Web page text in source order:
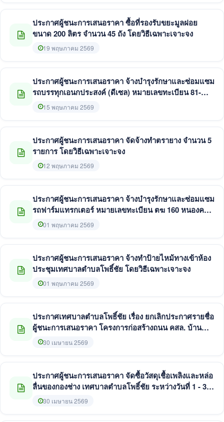
ประกาศผู้ชนะการเสนอราคา ซื้อที่รองรับขยะมูลฝอย
ขนาด 200 ลิตร จำนวน 45 ถัง โดยวิธีเฉพาะเจาะจง
19 พฤษภาคม 2569
ประกาศผู้ชนะการเสนอราคา จ้างบำรุงรักษาและซ่อมแซม
รถบรรทุกเอนกประสงค์ (ดีเซล) หมายเลขทะเบียน 81-
2744 หนองคาย จำนวน 8 รายการ โดยวิธีเฉพาะเจาะจง
15 พฤษภาคม 2569
ประกาศผู้ชนะการเสนอราคา จัดจ้างทำตรายาง จำนวน 5
รายการ โดยวิธีเฉพาะเจาะจง
12 พฤษภาคม 2569
ประกาศผู้ชนะการเสนอราคา จ้างบำรุงรักษาและซ่อมแซม
รถฟาร์มแทรกเตอร์ หมายเลขทะเบียน ตฆ 160 หนองคาย
โดยวิธีเฉพาะเจาะจง
01 พฤษภาคม 2569
ประกาศผู้ชนะการเสนอราคา จ้างทำป้ายไหม้ทางเข้าห้อง
ประชุมเทศบาลตำบลโพธิ์ชัย โดยวิธีเฉพาะเจาะจง
01 พฤษภาคม 2569
ประกาศเทศบาลตำบลโพธิ์ชัย เรื่อง ยกเลิกประกาศรายชื่อ
ผู้ชนะการเสนอราคา โครงการก่อสร้างถนน คสล. บ้าน
หนาด - เนินพระเนาว์ รหัสสายทาง นค.ถ. 18-019 ด้วยวิธี
30 เมษายน 2569
ประกาศผู้ชนะการเสนอราคา จัดซื้อวัสดุเชื้อเพลิงและหล่อ
ลื่นของกองช่าง เทศบาลตำบลโพธิ์ชัย ระหว่างวันที่ 1 - 31
พฤษภาคม 2569 โดยวิธีเฉพาะเจาะจง
30 เมษายน 2569